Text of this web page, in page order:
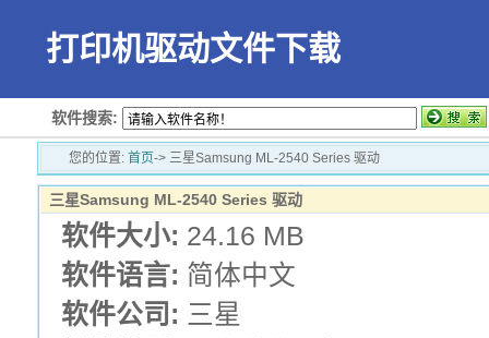
打印机驱动文件下载
软件搜索:
您的位置:首页-> 三星Samsung ML-2540 Series 驱动
三星Samsung ML-2540 Series 驱动
软件大小: 24.16 MB
软件语言: 简体中文
软件公司: 三星